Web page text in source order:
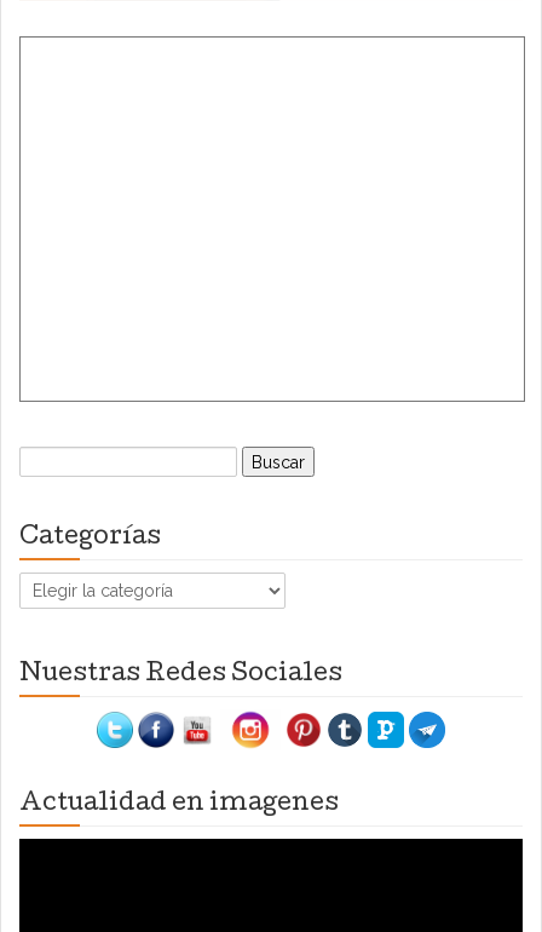
Buscar:
Categorías
Categorías
Nuestras Redes Sociales
Actualidad en imagenes